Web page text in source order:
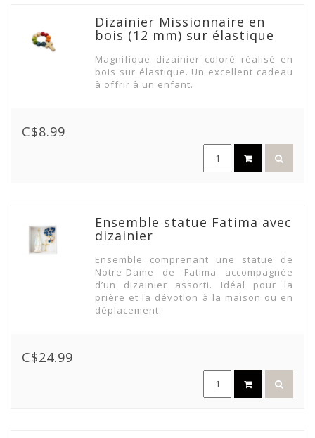
Dizainier Missionnaire en
bois (12 mm) sur élastique
Magnifique dizainier coloré réalisé en
bois sur élastique. Un excellent cadeau
à offrir à un enfant.
C$8.99
Ensemble statue Fatima avec
dizainier
Ensemble comprenant une statue de
Notre-Dame de Fatima accompagnée
d’un dizainier assorti. Idéal pour la
prière et la dévotion à la maison ou en
déplacement.
C$24.99